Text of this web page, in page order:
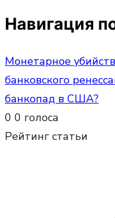
Навигация
Монетарное
банковского
банкопад в США?
0 0 голоса
Рейтинг статьи